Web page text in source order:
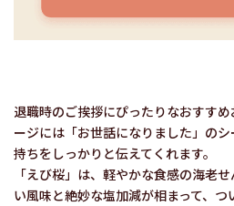
退職時のご挨拶にぴったりなおすす
ージには「お世話になりました」の
持ちをしっかりと伝えてくれます。
「えび桜」は、軽やかな食感の海老
い風味と絶妙な塩加減が相まって、つ